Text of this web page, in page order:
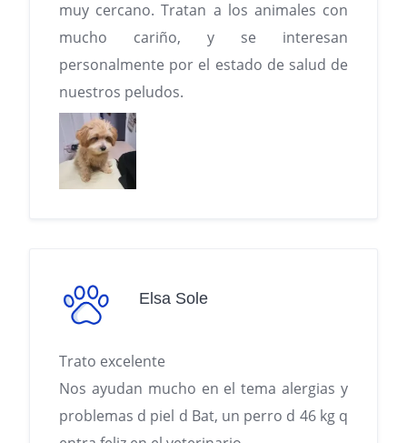
muy cercano. Tratan a los animales con
mucho cariño, y se interesan
personalmente por el estado de salud de
nuestros peludos.
Elsa Sole
Trato excelente
Nos ayudan mucho en el tema alergias y
problemas d piel d Bat, un perro d 46 kg q